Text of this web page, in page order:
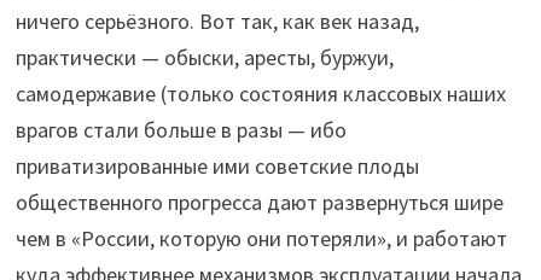
ничего серьёзного. Вот так, как век назад,
практически — обыски, аресты, буржуи,
самодержавие (только состояния классовых наших
врагов стали больше в разы — ибо
приватизированные ими советские плоды
общественного прогресса дают развернуться шире
чем в «России, которую они потеряли», и работают
куда эффективнее механизмов эксплуатации начала